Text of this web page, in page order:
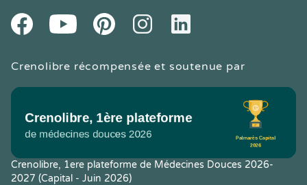
FacebookYoutube PinteresetInstagramLinkedIn
Crenolibre récompensée et soutenue par
Crenolibre, 1ere plateforme de Médecines Douces 2026-
2027 (Capital - Juin 2026)